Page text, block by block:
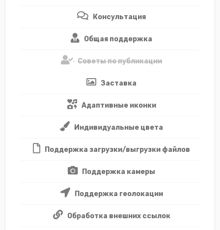
Консультация
Общая поддержка
Советы по публикации
Заставка
Адаптивные иконки
Индивидуальные цвета
Поддержка загрузки/выгрузки файлов
Поддержка камеры
Поддержка геолокации
Обработка внешних ссылок